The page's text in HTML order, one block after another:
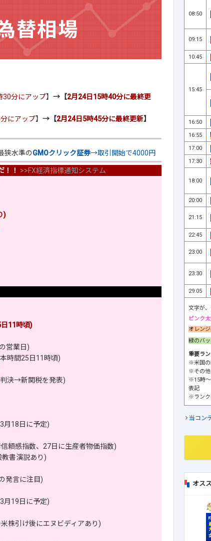
30分にアップ】 →【2月24日15時40分に最終更
にアップ】 →【2月24日5時45分に最終更新】
狭水準のGMOクリック証券→取引開始で4000円
！！ >>FX経済指標通知システム
)
11時頃)
営業日)
時間25日11時頃)
決→新関税を発表)
月18日に予定)
頼感指数、27日に生産者物価指数)
書演説あり)
発言に注目)
月19日に予定)
株引け後にエヌビディアあり)
08:50
09:15
10:45
15:45
16:50
16:55
17:00
17:30
18:00
20:00
21:15
22:45
23:00
23:30
29:05
文字が
ピンク
オレン
緑のバ
重要ラ
※米国の
※その他
※15時～
表記
※ランク
当コン
オス